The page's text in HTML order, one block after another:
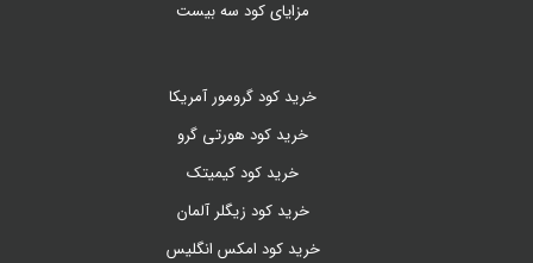
مزایای کود سه بیست
خرید کود گرومور آمریکا
خرید کود هورتی گرو
خرید کود کیمیتک
خرید کود زیگلر آلمان
خرید کود امکس انگلیس